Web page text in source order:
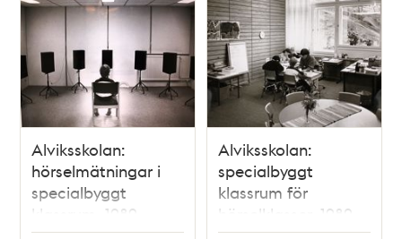
Alviksskolan:
hörselmätningar i
specialbyggt
klassrum, 1989
Alviksskolan:
specialbyggt
klassrum för
hörselklasser, 1989